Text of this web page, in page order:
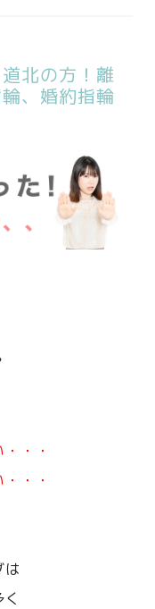
北の方！離
、婚約指輪
・・
・・
は